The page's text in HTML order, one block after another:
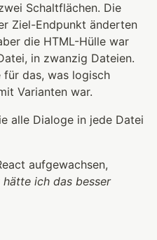
Schaltflächen. Die
Ziel-Endpunkt änderten
die HTML-Hülle war
in zwanzig Dateien.
das, was logisch
Varianten war.
alle Dialoge in jede Datei
aufgewachsen,
hätte ich das besser